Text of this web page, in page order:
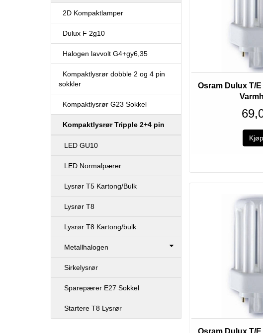
2D Kompaktlamper
Dulux F 2g10
Halogen lavvolt G4+gy6,35
Kompaktlysrør dobble 2 og 4 pin
sokkler
Kompaktlysrør G23 Sokkel
Kompaktlysrør Tripple 2+4 pin
LED GU10
LED Normalpærer
Lysrør T5 Kartong/Bulk
Lysrør T8
Lysrør T8 Kartong/bulk
Metallhalogen
Sirkelysrør
Sparepærer E27 Sokkel
Startere T8 Lysrør
Osram Dulux T/
Osram Dulux T/